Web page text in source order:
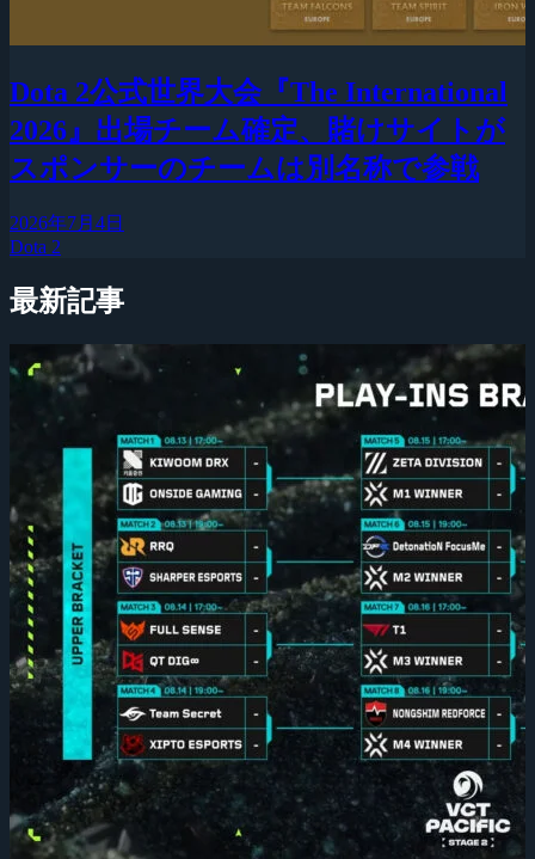
Dota 2公式世界大会『The International
2026』出場チーム確定、賭けサイトが
スポンサーのチームは別名称で参戦
2026年7月4日
Dota 2
最新記事